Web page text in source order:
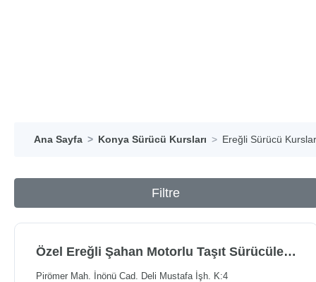
Ana Sayfa Konya Sürücü Kursları Ereğli Sürücü
Filtre
Özel Ereğli Şahan Motorlu Taşıt Sürücüleri Kursu
Pirömer Mah. İnönü Cad. Deli Mustafa İşh. K:4